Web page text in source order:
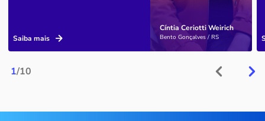
1/10
Cíntia Ceriotti Weirich
Bento Gonçalves / RS
Saiba mais